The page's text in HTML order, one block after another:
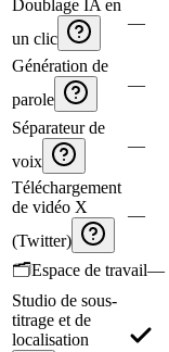
Doublage IA en
un clic
—
Génération de
parole
—
Séparateur de
voix
—
Téléchargement
de vidéo X
(Twitter)
—
🗂️Espace de travail—
Studio de sous-
titrage et de
localisation